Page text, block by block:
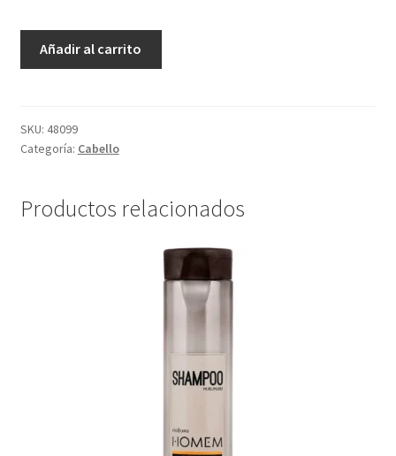
-
300
Añadir al carrito
SKU: 48099
Categoría: Cabello
Productos relacionados